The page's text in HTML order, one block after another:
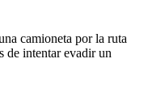
camioneta por la ruta
de intentar evadir un